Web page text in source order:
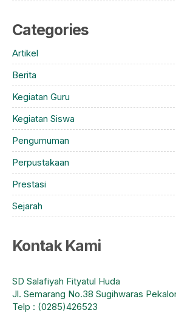
Categories
Artikel
Berita
Kegiatan Guru
Kegiatan Siswa
Pengumuman
Perpustakaan
Prestasi
Sejarah
Kontak Kami
SD Salafiyah Fityatul Huda
Jl. Semarang No.38 Sugihwaras
Telp : (0285)426523